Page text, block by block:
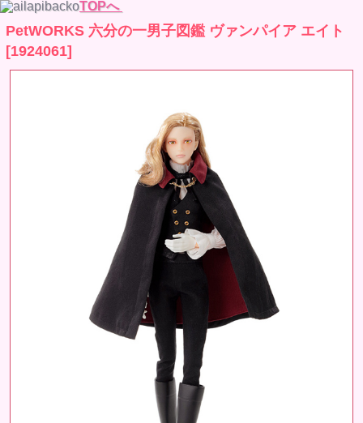
TOPへ
PetWORKS 六分の一男子図鑑 ヴァンパイア エイト
[1924061]